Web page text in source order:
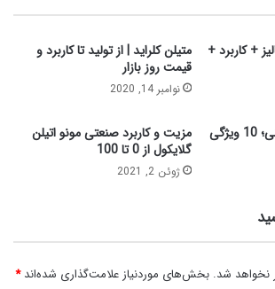
+ کاربرد +
متیلن کلراید | از تولید تا کاربرد و
قیمت روز بازار
نوامبر 14, 2020
انواع حلال آلی و معدنی؛ 10 ویژگی
مزیت و کاربرد صنعتی مونو اتیلن
گلایکول از 0 تا 100
ژوئن 2, 2021
نخواهد شد. بخش‌های موردنیاز علامت‌گذاری شده‌اند*